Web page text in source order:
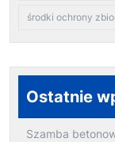
środki ochrony
Ostatnie
Szamba